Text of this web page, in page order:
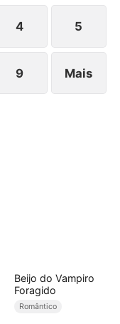
agora a cercam
e quer fugir? E
4 5
9 Mais
Beijo do Vampiro
Foragido
Romântico